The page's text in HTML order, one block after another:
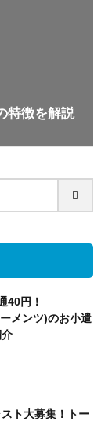
特徴を解説
40円！
メンツ)のお小遣
ト大募集！トー